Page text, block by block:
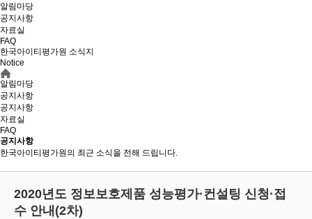
알림마당
공지사항
자료실
FAQ
한국아이티평가원 소식지
Notice
알림마당
공지사항
공지사항
자료실
FAQ
공지사항
한국아이티평가원의 최근 소식을 전해 드립니다.
2020년도 정보보호제품 성능평가·컨설팅 신청·접
수 안내(2차)